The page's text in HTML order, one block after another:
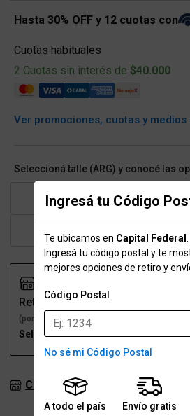
Ingresá tu Código
Te ubicamos en Capital Federal
Ingresá tu código postal y te
mejores opciones de retiro y
Código Postal
No sé mi Código Postal
A todo el país Envío gratis
Hasta 30% OFF y 12 cuotas con
Cuotas habituales
2 Cuotas sin interés de $40.000
Ver promociones, cuotas y medios
Seleccioná talle (ARG) y conocé las
41 42 43
Retiro
(por una sucursal)
Seleccioná talle
Consultar stock en sucursales